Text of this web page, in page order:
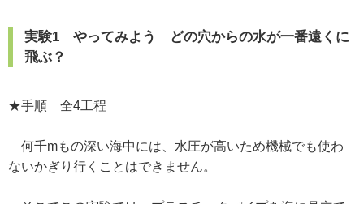
実験1 やってみよう どの穴からの水が一番遠くに
飛ぶ？
★手順 全4工程
何千mもの深い海中には、水圧が高いため機械でも使わ
ないかぎり行くことはできません。